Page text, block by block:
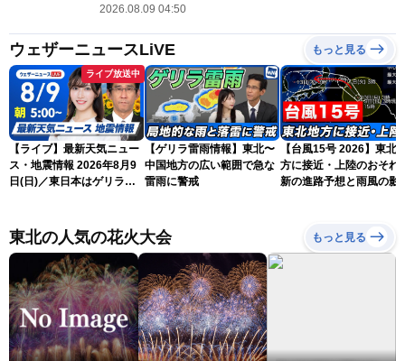
2026.08.09 04:50
ウェザーニュースLiVE もっと見る
ライブ放送中
【ライブ】最新天気ニュー
ス・地震情報 2026年8月9
日(日)／東日本はゲリラ雷
ュースLiVEモーニング・魚
住茉由／山口剛央〉
【ゲリラ雷雨情報】東北〜
中国地方の広い範囲で急な
雷雨に警戒
【台風15号 2026】東北
方に接近・上陸のおそれ
新の進路予想と雨風の影
東北の人気の花火大会 もっと見る